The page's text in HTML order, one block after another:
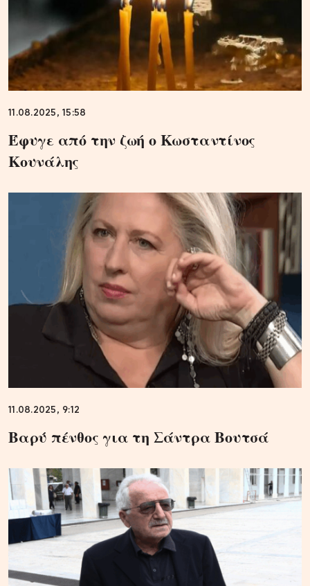
11.08.2025, 15:58
Έφυγε από την ζωή ο Κωσταντίνος
Κουνάλης
11.08.2025, 9:12
Βαρύ πένθος για τη Σάντρα Βουτσά